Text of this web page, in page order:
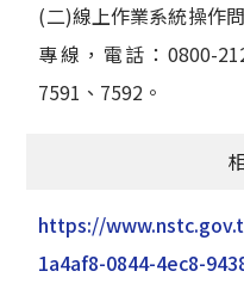
(二)線上作業系統操作
專線，電話：0800-
7591、7592。
https://
1a4af8-0844-4ec8-